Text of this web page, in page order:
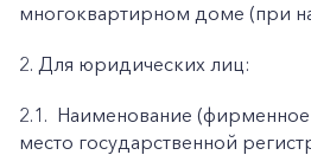
многоквартирном доме (при
2. Для юридических лиц:
2.1. Наименование
место государственной